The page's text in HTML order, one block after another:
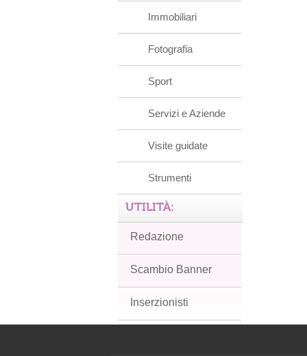
Immobiliari
Fotografia
Sport
Servizi e Aziende
Visite guidate
Strumenti
UTILITÀ:
Redazione
Scambio Banner
Inserzionisti